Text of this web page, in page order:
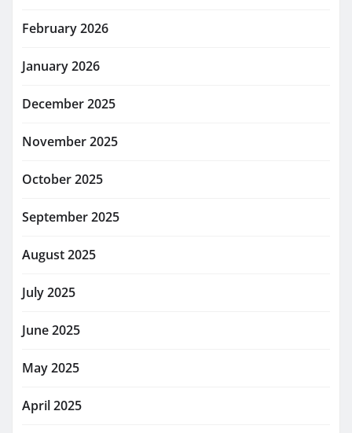
February 2026
January 2026
December 2025
November 2025
October 2025
September 2025
August 2025
July 2025
June 2025
May 2025
April 2025